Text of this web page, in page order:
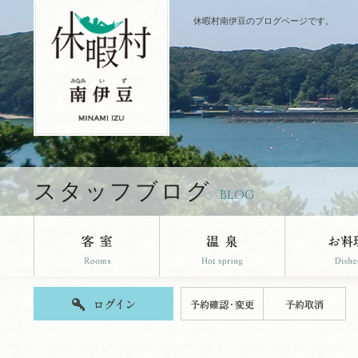
休暇村南伊豆のブログページです。
スタッフブログ BLOG